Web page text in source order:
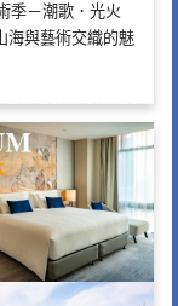
季－潮歌．光火
海與藝術交織的魅